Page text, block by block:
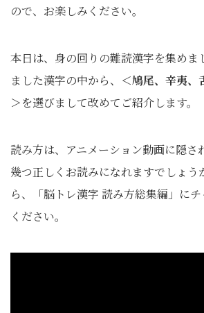
ので、お楽しみください。
本日は、身の回りの難読漢字を集めま
ました漢字の中から、 ＜鳩尾、辛夷、
＞を選びまして改めてご紹介します。
読み方は、アニメーション動画に隠さ
幾つ正しくお読みになれますでしょ
ら、「脳トレ漢字 読み方総集編」に
ください。